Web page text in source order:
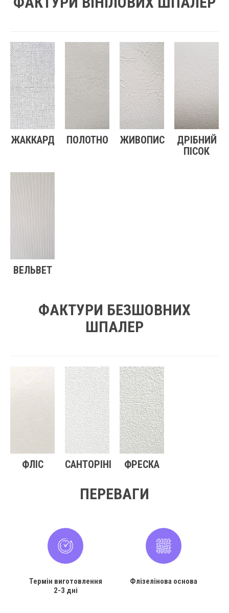
ЖАККАРД ПОЛОТНО ЖИВОПИС
ДРІБНИЙ
ПІСОК
ВЕЛЬВЕТ
ФАКТУРИ БЕЗШОВНИХ
ШПАЛЕР
ФЛІС САНТОРІНІ ФРЕСКА
ПЕРЕВАГИ
Термін виготовлення
2-3 дні
Флізелінова основа